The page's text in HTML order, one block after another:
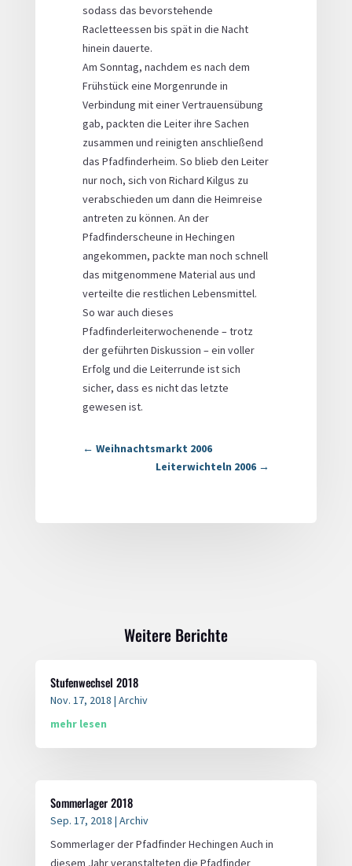
sodass das bevorstehende
Racletteessen bis spät in die Nacht
hinein dauerte.
Am Sonntag, nachdem es nach dem
Frühstück eine Morgenrunde in
Verbindung mit einer Vertrauensübung
gab, packten die Leiter ihre Sachen
zusammen und reinigten anschließend
das Pfadfinderheim. So blieb den Leiter
nur noch, sich von Richard Kilgus zu
verabschieden um dann die Heimreise
antreten zu können. An der
Pfadfinderscheune in Hechingen
angekommen, packte man noch schnell
das mitgenommene Material aus und
verteilte die restlichen Lebensmittel.
So war auch dieses
Pfadfinderleiterwochenende – trotz
der geführten Diskussion – ein voller
Erfolg und die Leiterrunde ist sich
sicher, dass es nicht das letzte
gewesen ist.
← Weihnachtsmarkt 2006
Leiterwichteln 2006 →
Weitere Berichte
Stufenwechsel 2018
Nov. 17, 2018 | Archiv
mehr lesen
Sommerlager 2018
Sep. 17, 2018 | Archiv
Sommerlager der Pfadfinder Hechingen Auch in
diesem Jahr veranstalteten die Pfadfinder